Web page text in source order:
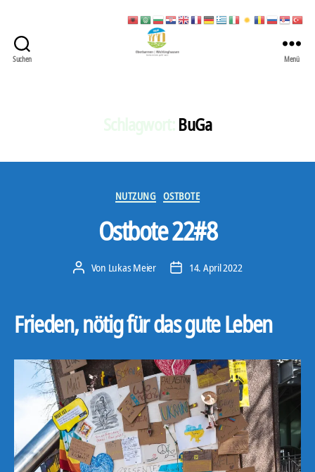
Suchen Menü
BuGa
Kategorien
NUTZUNG OSTBOTE
Ostbote 22#8
Beitragsautor
Von Lukas Meier Veröffentlichungsdatum
14. April 2022
Frieden, nötig für das gute Leben